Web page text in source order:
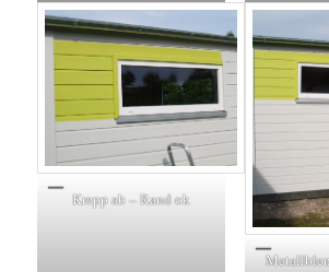
Krepp ab – Rand ok